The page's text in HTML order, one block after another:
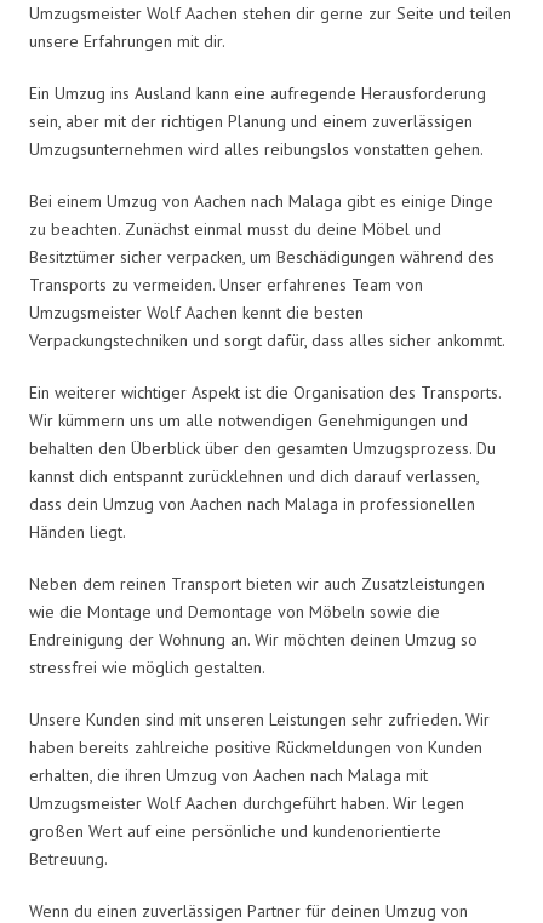
Umzugsmeister Wolf Aachen stehen dir gerne zur Seite und teilen
unsere Erfahrungen mit dir.
Ein Umzug ins Ausland kann eine aufregende Herausforderung
sein, aber mit der richtigen Planung und einem zuverlässigen
Umzugsunternehmen wird alles reibungslos vonstatten gehen.
Bei einem Umzug von Aachen nach Malaga gibt es einige Dinge
zu beachten. Zunächst einmal musst du deine Möbel und
Besitztümer sicher verpacken, um Beschädigungen während des
Transports zu vermeiden. Unser erfahrenes Team von
Umzugsmeister Wolf Aachen kennt die besten
Verpackungstechniken und sorgt dafür, dass alles sicher ankommt.
Ein weiterer wichtiger Aspekt ist die Organisation des Transports.
Wir kümmern uns um alle notwendigen Genehmigungen und
behalten den Überblick über den gesamten Umzugsprozess. Du
kannst dich entspannt zurücklehnen und dich darauf verlassen,
dass dein Umzug von Aachen nach Malaga in professionellen
Händen liegt.
Neben dem reinen Transport bieten wir auch Zusatzleistungen
wie die Montage und Demontage von Möbeln sowie die
Endreinigung der Wohnung an. Wir möchten deinen Umzug so
stressfrei wie möglich gestalten.
Unsere Kunden sind mit unseren Leistungen sehr zufrieden. Wir
haben bereits zahlreiche positive Rückmeldungen von Kunden
erhalten, die ihren Umzug von Aachen nach Malaga mit
Umzugsmeister Wolf Aachen durchgeführt haben. Wir legen
großen Wert auf eine persönliche und kundenorientierte
Betreuung.
Wenn du einen zuverlässigen Partner für deinen Umzug von